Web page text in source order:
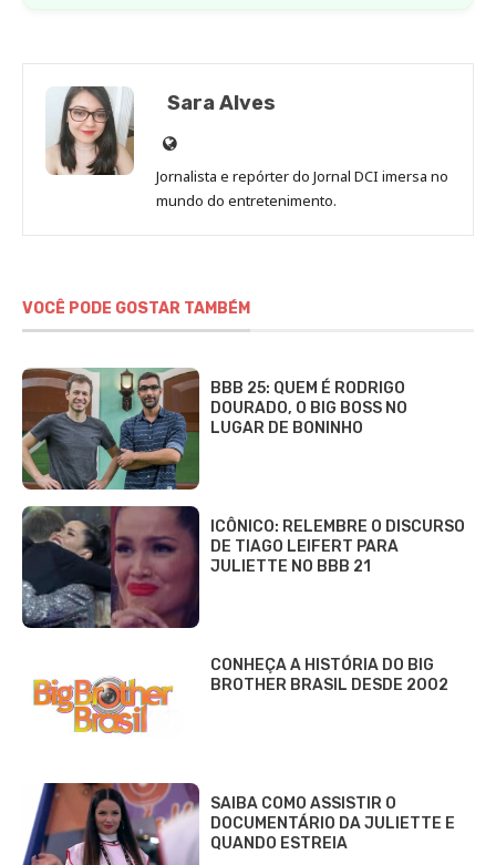
Sara Alves
Site
de
Sara
Jornalista e repórter do Jornal DCI imersa no
mundo do entretenimento.
VOCÊ PODE GOSTAR TAMBÉM
BBB 25: QUEM É RODRIGO
DOURADO, O BIG BOSS NO
LUGAR DE BONINHO
ICÔNICO: RELEMBRE O DISCURSO
DE TIAGO LEIFERT PARA
JULIETTE NO BBB 21
CONHEÇA A HISTÓRIA DO BIG
BROTHER BRASIL DESDE 2002
SAIBA COMO ASSISTIR O
DOCUMENTÁRIO DA JULIETTE E
QUANDO ESTREIA